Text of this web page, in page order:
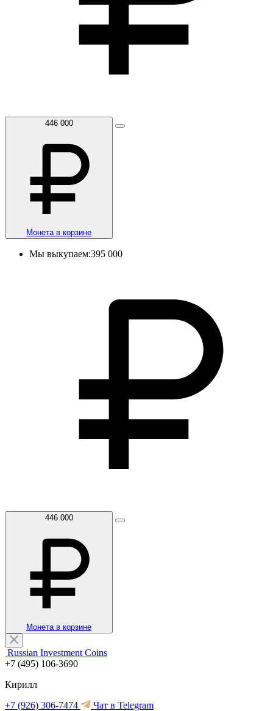
446 000
Монета в корзине
Мы выкупаем:395 000
446 000
Монета в корзине
Russian Investment Coins
+7 (495) 106-3690
Кирилл
+7 (926) 306-7474
Чат в Telegram